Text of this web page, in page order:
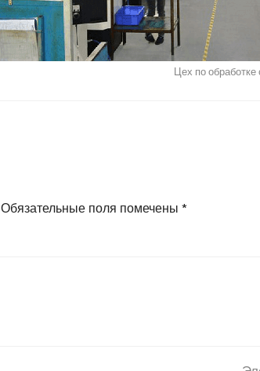
Цех по
Обязательные поля помечены*